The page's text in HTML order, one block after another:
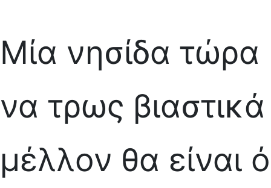
Μία νησίδα τώρα
να τρως
μέλλον θα είναι